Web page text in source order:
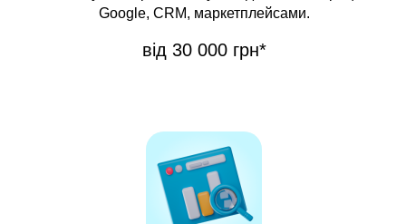
Google, CRM, маркетплейсами.
від 30 000 грн*